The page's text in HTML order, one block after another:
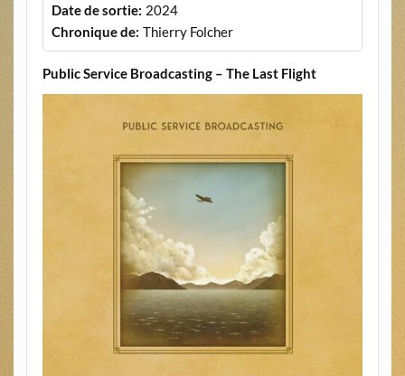
Date de sortie: 2024
Chronique de: Thierry Folcher
Public Service Broadcasting – The Last Flight